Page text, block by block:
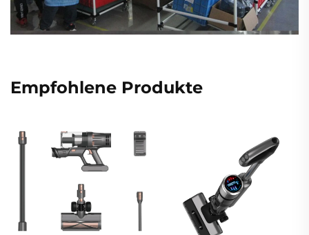
Empfohlene Produkte